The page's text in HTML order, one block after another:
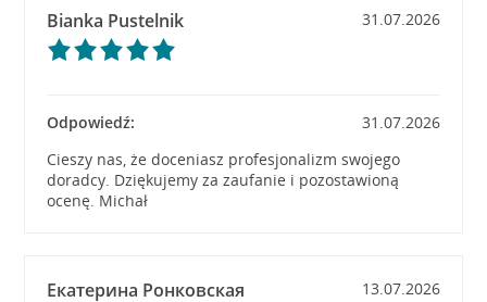
Bianka Pustelnik 31.07.2026
Odpowiedź:
31.07.2026
Cieszy nas, że doceniasz profesjonalizm swojego
doradcy. Dziękujemy za zaufanie i pozostawioną
ocenę. Michał
Екатерина Ронковская 13.07.2026